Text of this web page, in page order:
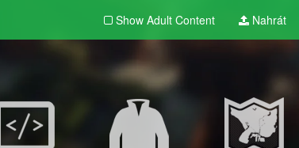
Show Adult Content Nahrát